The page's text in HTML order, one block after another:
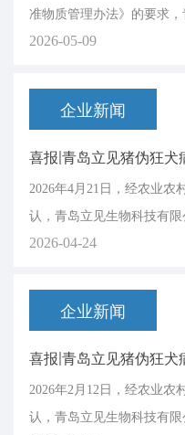
准物质管理办法》的要求
猪繁殖与呼吸综合征病毒美
2026-05-09
企业新闻
2026年4月21日，经农业农
认，青岛立见生物科技有
ELISA抗体检测试剂盒兽药
2026-04-24
企业新闻
2026年2月12日，经农业农
认，青岛立见生物科技有